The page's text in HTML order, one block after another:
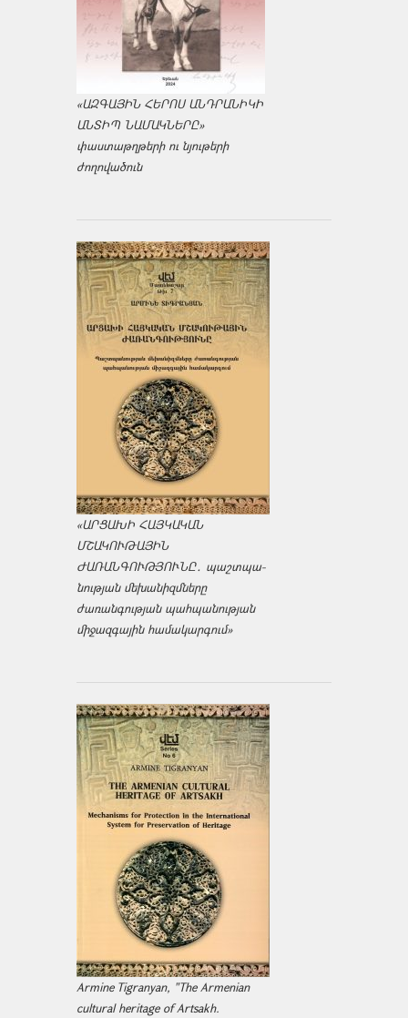
«ԱԶԳԱՅԻՆ ՀԵՐՈՍ ԱՆԴՐԱՆԻԿԻ
ԱՆՏԻՊ ՆԱՄԱԿՆԵՐԸ»
փաստաթղթերի ու նյութերի
ժողովածուն
«ԱՐՑԱԽԻ ՀԱՅԿԱԿԱՆ
ՄՇԱԿՈՒԹԱՅԻՆ
ԺԱՌԱՆԳՈՒԹՅՈՒՆԸ․ պաշտպա­
նության մեխանիզմները
ժառանգության պահպանության
միջազ­գային համակարգում»
Armine Tigranyan, "The Armenian
cultural heritage of Artsakh.